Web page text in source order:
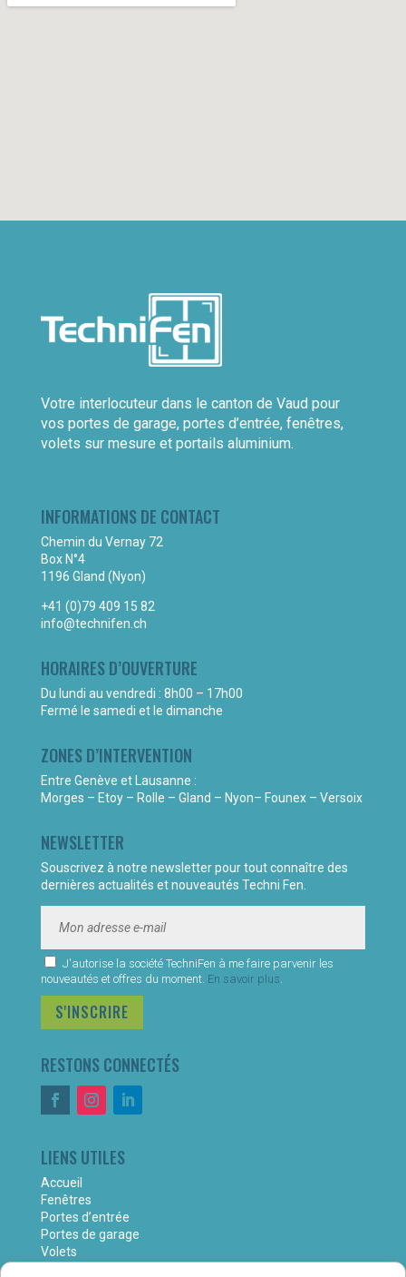
Votre interlocuteur dans le canton de Vaud pour
vos portes de garage, portes d’entrée, fenêtres,
volets sur mesure et portails aluminium.
INFORMATIONS DE CONTACT
Chemin du Vernay 72
Box N°4
1196 Gland (Nyon)
+41 (0)79 409 15 82
info@technifen.ch
HORAIRES D’OUVERTURE
Du lundi au vendredi : 8h00 – 17h00
Fermé le samedi et le dimanche
ZONES D’INTERVENTION
Entre Genève et Lausanne :
Morges – Etoy – Rolle – Gland – Nyon– Founex – Versoix
NEWSLETTER
Souscrivez à notre newsletter pour tout connaître des
dernières actualités et nouveautés Techni Fen.
J'autorise la société TechniFen à me faire parvenir les
nouveautés et offres du moment. En savoir plus.
S'INSCRIRE
RESTONS CONNECTÉS
LIENS UTILES
Accueil
Fenêtres
Portes d’entrée
Portes de garage
Volets